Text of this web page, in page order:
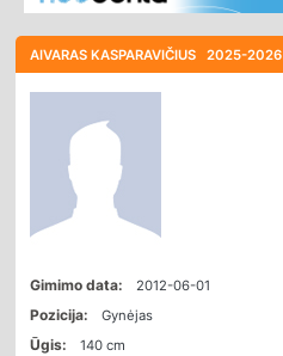
AIVARAS KASPARAVIČIUS2025-2026
Gimimo data: 2012-06-01
Pozicija: Gynėjas
Ūgis: 140 cm